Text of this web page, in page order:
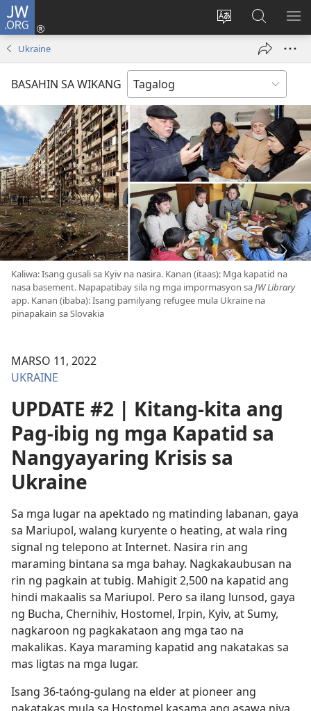
JW.ORG
Baguhin
ng
Mag-
log
bubukas
bagong
window)
sa
JW.ORG
Ukraine
BASAHIN SA WIKANG
Kaliwa: Isang gusali sa Kyiv na nasira. Kanan (itaas): Mga kapatid na
nasa basement. Napapatibay sila ng mga impormasyon saJW Library
app. Kanan (ibaba): Isang pamilyang refugee mula Ukraine na
pinapakain sa Slovakia
MARSO 11, 2022
UKRAINE
UPDATE #2 | Kitang-kita ang
Pag-ibig ng mga Kapatid sa
Nangyayaring Krisis sa
Ukraine
Sa mga lugar na apektado ng matinding labanan, gaya
sa Mariupol, walang kuryente o heating, at wala ring
signal ng telepono at Internet. Nasira rin ang
maraming bintana sa mga bahay. Nagkakaubusan na
rin ng pagkain at tubig. Mahigit 2,500 na kapatid ang
hindi makaalis sa Mariupol. Pero sa ilang lunsod, gaya
ng Bucha, Chernihiv, Hostomel, Irpin, Kyiv, at Sumy,
nagkaroon ng pagkakataon ang mga tao na
makalikas. Kaya maraming kapatid ang nakatakas sa
mas ligtas na mga lugar.
Isang 36-taóng-gulang na elder at pioneer ang